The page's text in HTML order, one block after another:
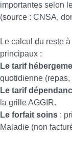
importantes selon
(source : CNSA,
Le calcul du reste
principaux :
Le tarif
quotidienne
Le tarif
la grille AGGIR.
Le forfait soins :
Maladie (non